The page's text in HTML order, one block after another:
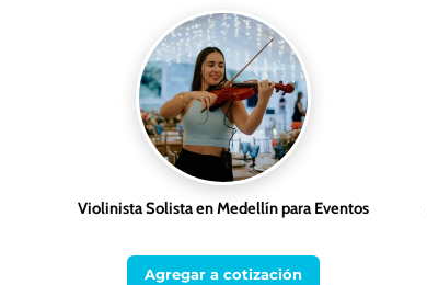
Violinista Solista en Medellín para Eventos
Agregar a cotización